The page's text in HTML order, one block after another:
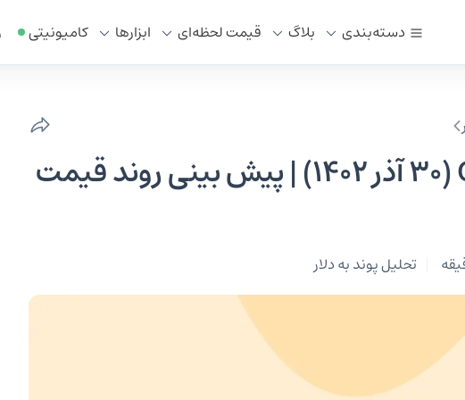
دسته‌بندی بلاگ قیمت لحظه‌ای ابزار‌ها کامیونیتی
تحلیل تکنیکال GBPUSD (۳۰ آذر ۱۴۰۲) | پیش بینی روند قیمت
تحلیل پوند به دلار